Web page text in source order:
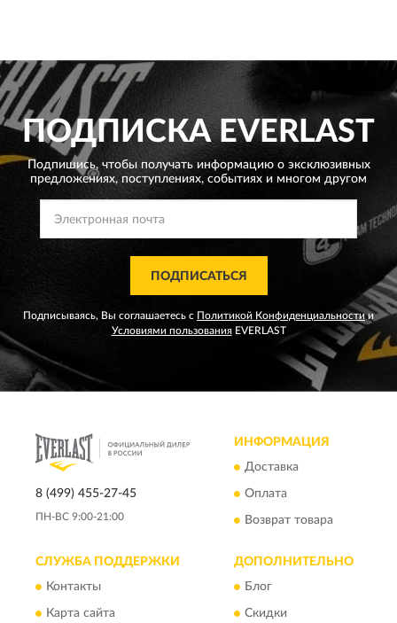
ПОДПИСКАEVERLAST
Подпишись, чтобы получать информацию о эксклюзивных
предложениях, поступлениях, событиях и многом другом
ПОДПИСАТЬСЯ
Подписываясь, Вы соглашаетесь с Политикой Конфиденциальности и
Условиями пользованияEVERLAST
8 (499) 455-27-45
ПН-ВС 9:00-21:00
ИНФОРМАЦИЯ
Доставка
Оплата
Возврат товара
СЛУЖБА ПОДДЕРЖКИ
Контакты
Карта сайта
ДОПОЛНИТЕЛЬНО
Блог
Скидки